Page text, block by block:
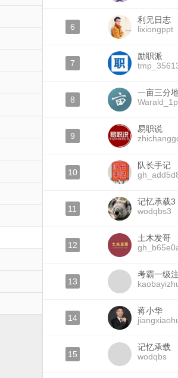
6
利兄日志
lixiongppt
7
励职派
8
一亩三分
9
易职说
10
队长手记
11
记忆承载3
wodqbs3
12
土木发哥
13
考霸一级
14
蒋小华
15
记忆承载
wodqbs